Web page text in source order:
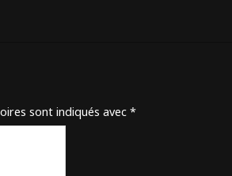
sont indiqués avec*